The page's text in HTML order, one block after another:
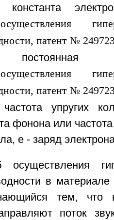
упругих
фонона или
e - заряд
осуществления
в
тем, что
поток